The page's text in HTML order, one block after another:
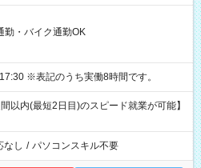
・バイク通勤OK
10:00～19:00 8:30～17:30 ※表記のうち実働8時間です。
以内(最短2日目)のスピード就業が可能】
なし / パソコンスキル不要